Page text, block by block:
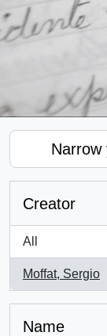
Narrow
Creator
All
Moffat, Sergio
, 1 results
Name